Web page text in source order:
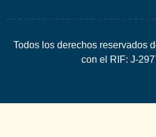
Todos los derechos reservados
con el RIF: J-